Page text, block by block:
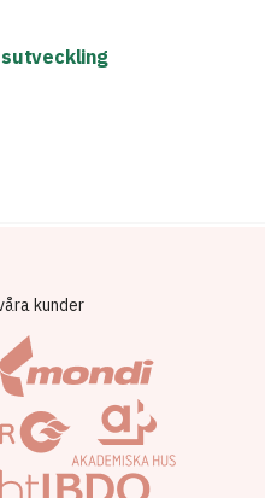
kunder